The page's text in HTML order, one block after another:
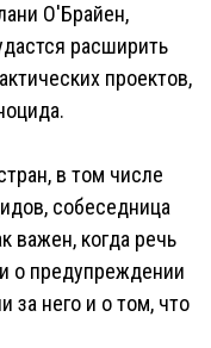
О'Брайен,
расширить
проектов,
в том числе
собеседница
важен, когда речь
о предупреждении
за него и о том, что